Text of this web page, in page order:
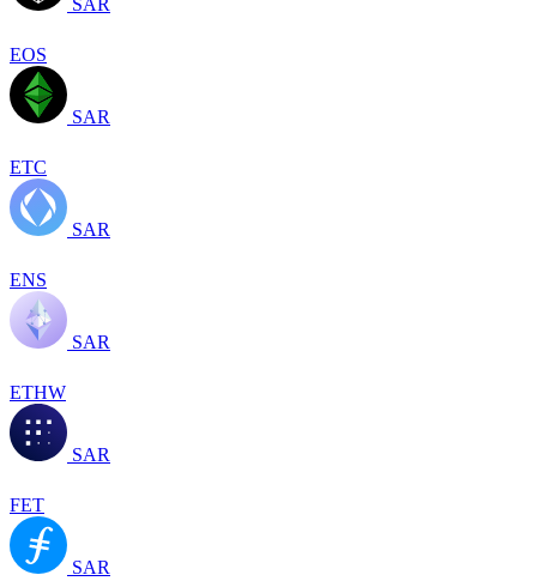
EOS
SAR
ETC
SAR
ENS
SAR
ETHW
SAR
FET
SAR